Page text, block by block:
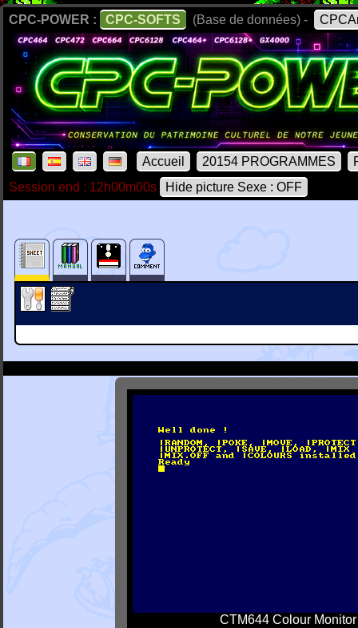
CPC-POWER : CPC-SOFTS (Base de données) -
Accueil 20154 PROGRAMMES
Session end : 12h00m00s
Hide picture Sexe : OFF
CTM644 Colour Monitor